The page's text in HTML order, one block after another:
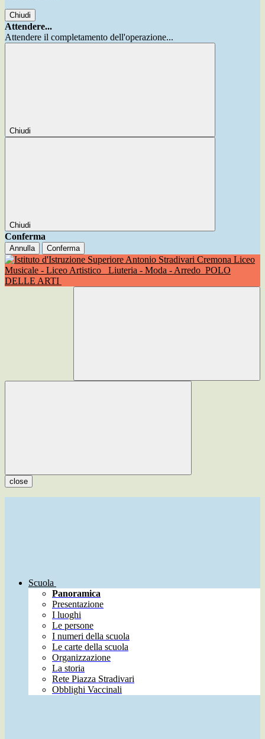
Chiudi
Attendere...
Attendere il completamento dell'operazione...
Chiudi
Chiudi
Conferma
Annulla Conferma
Liceo
Musicale - Liceo Artistico
Liuteria - Moda - Arredo POLO
DELLE ARTI
close
Scuola
Panoramica
Presentazione
I luoghi
Le persone
I numeri della scuola
Le carte della scuola
Organizzazione
La storia
Rete Piazza Stradivari
Obblighi Vaccinali